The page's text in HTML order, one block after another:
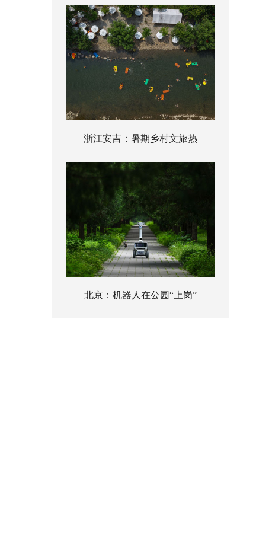
浙江安吉：暑期乡村文旅热
北京：机器人在公园“上岗”